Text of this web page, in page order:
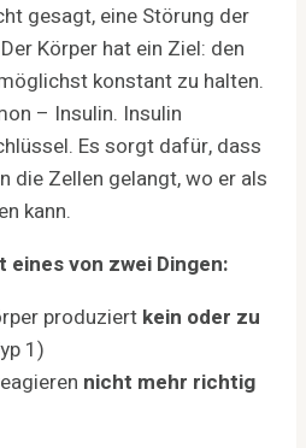
gesagt, eine Störung der
Körper hat ein Ziel: den
konstant zu halten.
– Insulin. Insulin
Es sorgt dafür, dass
die Zellen gelangt, wo er als
kann.
eines von zwei Dingen:
produziert kein oder zu
1)
nicht mehr richtig